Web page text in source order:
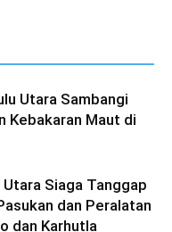
Utara Sambangi
Kebakaran Maut di
Siaga Tanggap
dan Peralatan
dan Karhutla